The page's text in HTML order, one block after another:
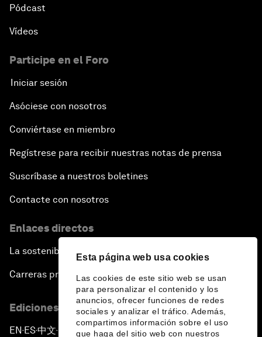
Esta página web usa cookies
Las cookies de este sitio web se usan
para personalizar el contenido y los
anuncios, ofrecer funciones de redes
sociales y analizar el tráfico. Además,
compartimos información sobre el uso
que haga del sitio web con nuestros
Pódcast
Vídeos
Participe en el Foro
Iniciar sesión
Asóciese con nosotros
Conviértase en miembro
Regístrese para recibir nuestras notas de prensa
Suscríbase a nuestros boletines
Contacte con nosotros
Enlaces directos
La sostenibilidad en el Foro
Carreras profesionales
Ediciones en otros idiomas
EN ▪ES▪中文▪ 日本語